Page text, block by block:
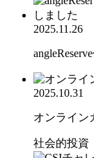
2025.11.26
2025.10.31
オンライン
社会的投資